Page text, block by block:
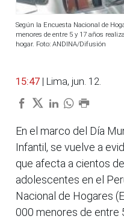
Según la Encuesta Nacional de
menores de entre 5 y 17 años
hogar. Foto: ANDINA/Difusión
15:47 | Lima, jun. 12.
En el marco del Día
Infantil, se vuelve a
que afecta a cientos
adolescentes en el
Nacional de Hogares
000 menores de entre